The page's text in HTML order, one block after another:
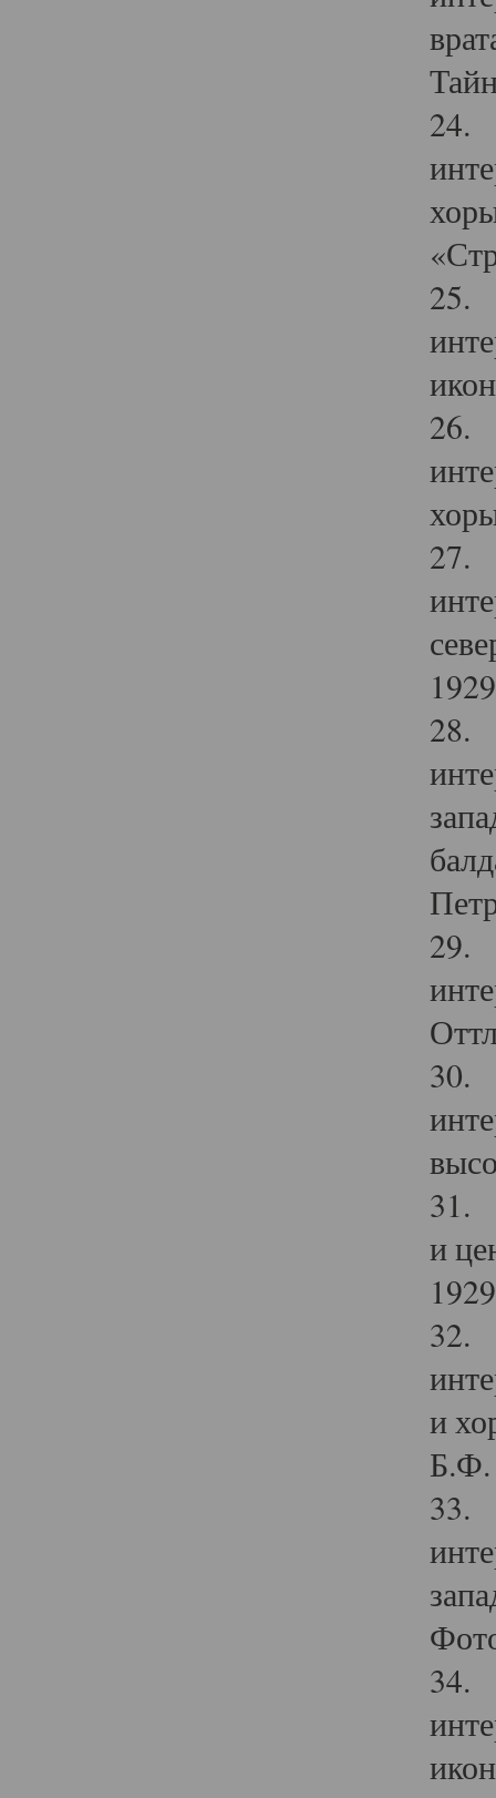
24.
25.
26.
27.
28.
29.
30.
31.
и
32.
и
Б.Ф.
33.
34.